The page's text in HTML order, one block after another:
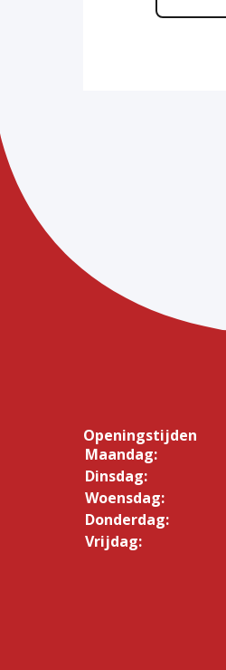
Openingstijden
Maandag:
Dinsdag:
Woensdag:
Donderdag:
Vrijdag: